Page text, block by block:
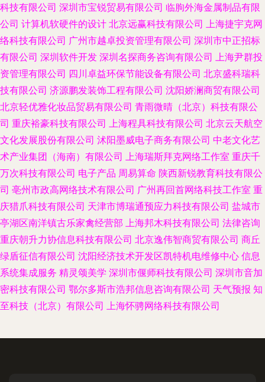
科技有限公司 深圳市宝锐贸易有限公司 临朐外海金属制品有限
公司 计算机软硬件的设计 北京远赢科技有限公司 上海捷宇克网
络科技有限公司 广州市越卓投资管理有限公司 深圳市中正招标
有限公司 深圳软件开发 深圳名探商务咨询有限公司 上海尹群投
资管理有限公司 四川卓益环保节能设备有限公司 北京盛科瑞科
技有限公司 济源鹏发装饰工程有限公司 沈阳娇澜商贸有限公司
北京轻优雅化妆品贸易有限公司 青雨微晴（北京）科技有限公
司 重庆裕豪科技有限公司 上海程具科技有限公司 北京云天航空
文化发展股份有限公司 沭阳墨威电子商务有限公司 中老文化艺
术产业集团（海南）有限公司 上海瑞斯拜克网络工作室 重庆千
万次科技有限公司 电子产品 周易算命 陕西新锐教育科技有限公
司 亳州市政高网络技术有限公司 广州再回首网络科技工作室 重
庆猎爪科技有限公司 天津市博瑞通预应力科技有限公司 盐城市
亭湖区南洋镇古乐家禽经营部 上海邦木科技有限公司 法律咨询
重庆朝升力协信息科技有限公司 北京逸伟智商贸有限公司 商丘
绿盾征信有限公司 沈阳经济技术开发区凯特机电维修中心 信息
系统集成服务 精灵颂美学 深圳市偃师科技有限公司 深圳市音加
密科技有限公司 鄂尔多斯市浩邦信息咨询有限公司 天气预报 知
至科技（北京）有限公司 上海怀骋网络科技有限公司